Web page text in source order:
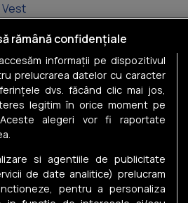
Vest
rămână confidențiale
informații pe dispozitivul
prelucrarea datelor cu caracter
dvs. făcând clic mai jos,
legitim în orice moment pe
alegeri vor fi raportate
si agentiile de publicitate
de date analitice) prelucram
pentru a personaliza